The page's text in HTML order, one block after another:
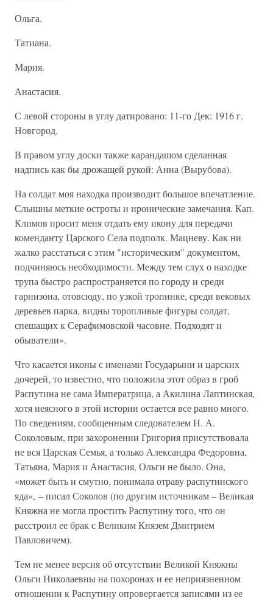
Ольга.
Татиана.
Мария.
Анастасия.
С левой стороны в углу датировано: 11-го Дек: 1916 г.
Новгород.
В правом углу доски также карандашом сделанная
надпись как бы дрожащей рукой: Анна (Вырубова).
На солдат моя находка производит большое впечатление.
Слышны меткие остроты и иронические замечания. Кап.
Климов просит меня отдать ему икону для передачи
коменданту Царского Села подполк. Мацневу. Как ни
жалко расстаться с этим "историческим" документом,
подчиняюсь необходимости. Между тем слух о находке
трупа быстро распространяется по городу и среди
гарнизона, отовсюду, по узкой тропинке, среди вековых
деревьев парка, видны торопливые фигуры солдат,
спешащих к Серафимовской часовне. Подходят и
обыватели».
Что касается иконы с именами Государыни и царских
дочерей, то известно, что положила этот образ в гроб
Распутина не сама Императрица, а Акилина Лаптинская,
хотя неясного в этой истории остается все равно много.
По сведениям, сообщенным следователем Н. А.
Соколовым, при захоронении Григория присутствовала
не вся Царская Семья, а только Александра Федоровна,
Татьяна, Мария и Анастасия, Ольги не было. Она,
«может быть и смутно, понимала отраву распутинского
яда», – писал Соколов (по другим источникам – Великая
Княжна не могла простить Распутину того, что он
расстроил ее брак с Великим Князем Дмитрием
Павловичем).
Тем не менее версия об отсутствии Великой Княжны
Ольги Николаевны на похоронах и ее неприязненном
отношении к Распутину опровергается записями из ее